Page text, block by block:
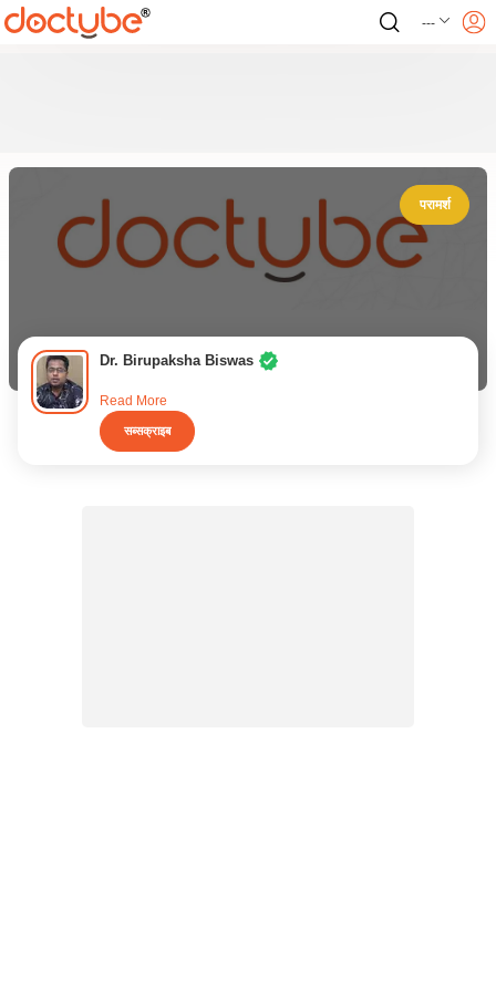
---
परामर्श
Dr. Birupaksha Biswas
Read More
सब्सक्राइब